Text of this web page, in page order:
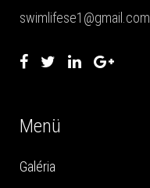
swimlifese1@gmail.com
Menü
Galéria